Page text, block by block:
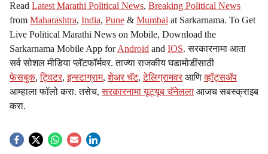
Read Latest Marathi Political News, Breaking Political News
from Maharashtra, India, Pune & Mumbai at Sarkarnama. To Get
Live Political Marathi News on Mobile, Download the
Sarkarnama Mobile App forAndroid and IOS. सरकारनामा आता
सर्व सोशल मीडिया प्लॅटफॉर्मवर. ताज्या राजकीय घडामोडींसाठी
फेसबुक,ट्विटर,इन्स्टाग्राम,शेअर चॅट,टेलिग्रामवर आणिव्हॉट्सॲप
आम्हाला फॉलो करा. तसेच,सरकारनामा यूट्यूब चॅनेलला आजच सबस्क्राइब
करा.